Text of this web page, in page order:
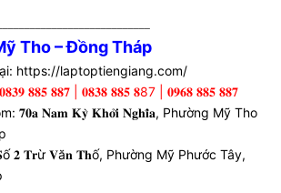
Tho – Đồng Tháp
https://laptoptiengiang.com/
𝟎𝟖𝟑𝟗 𝟖𝟖𝟓 𝟖𝟖𝟕 | 𝟎𝟖𝟑𝟖 𝟖𝟖𝟓 𝟖87 | 𝟎𝟗𝟔𝟖 𝟖𝟖𝟓 𝟖𝟖𝟕
𝟕𝟎𝐚 𝐍𝐚𝐦 𝐊𝐲̀ 𝐊𝐡𝐨̛̉𝐢 𝐍𝐠𝐡𝐢̃𝐚, Phường Mỹ Tho
𝟐 𝐓𝐫ừ 𝐕ă𝐧 𝐓𝐡ố, Phường Mỹ Phước Tây,